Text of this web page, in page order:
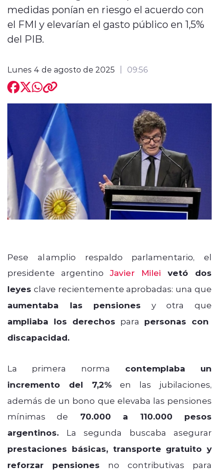
medidas ponían en riesgo el acuerdo con
el FMI y elevarían el gasto público en 1,5%
del PIB.
Lunes 4 de agosto de 2025 09:56
Pese al amplio respaldo parlamentario, el
presidente argentinoJavier Milei vetó dos
leyes clave recientemente aprobadas: una que
aumentaba las pensiones y otra que
ampliaba los derechos para personas con
discapacidad.
La primera norma contemplaba un
incremento del 7,2% en las jubilaciones,
además de un bono que elevaba las pensiones
mínimas de 70.000 a 110.000 pesos
argentinos. La segunda buscaba asegurar
prestaciones básicas, transporte gratuito y
reforzar pensiones no contributivas para